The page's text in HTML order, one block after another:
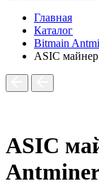
Главная
Каталог
Bitmain
ASIC
ASIC